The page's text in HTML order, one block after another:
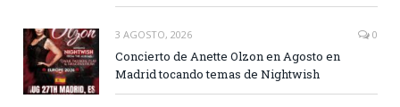
3 AGOSTO, 2026 0
Concierto de Anette Olzon en Agosto en
Madrid tocando temas de Nightwish